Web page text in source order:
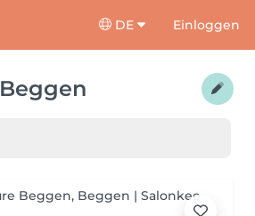
DE Einloggen
Beggen